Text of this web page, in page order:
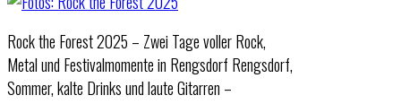
Rock the Forest 2025 – Zwei Tage voller Rock,
Metal und Festivalmomente in Rengsdorf Rengsdorf,
Sommer, kalte Drinks und laute Gitarren –